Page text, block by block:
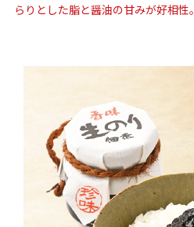
らりとした脂と醤油の甘みが好相性。